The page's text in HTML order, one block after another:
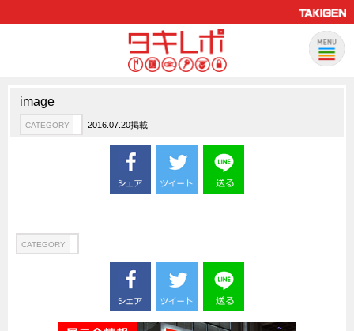
CATEGORY
新製品ロケットニュース
ハイセキュリティ錠前TAKシリーズ
CFRP（炭素繊維強化プラスチック）
image
CATEGORY 2016.07.20掲載
CATEGORY